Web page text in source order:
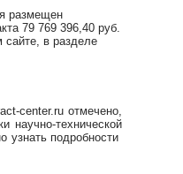
размещен
79 769 396,40 руб.
в разделе
center.ru отмечено,
научно-технической
узнать подробности